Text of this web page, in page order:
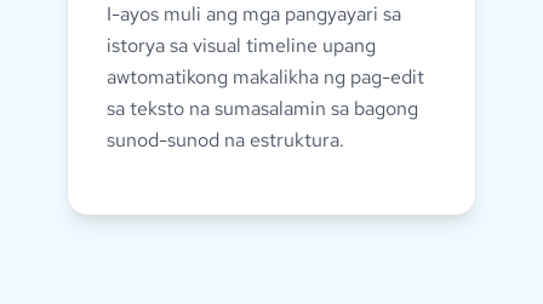
I-ayos muli ang mga pangyayari sa
istorya sa visual timeline upang
awtomatikong makalikha ng pag-edit
sa teksto na sumasalamin sa bagong
sunod-sunod na estruktura.